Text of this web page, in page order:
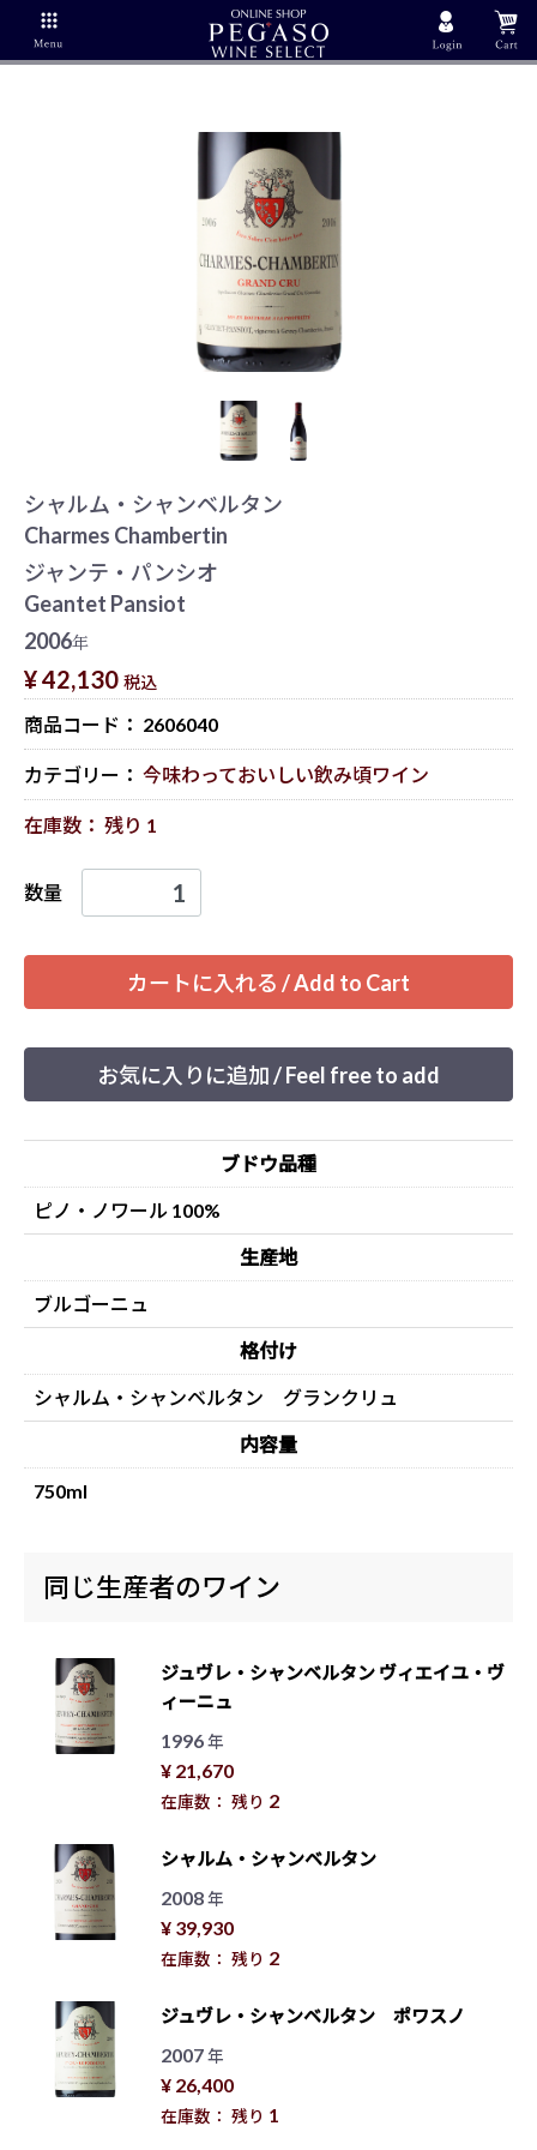
シャルム・シャンベルタン
Charmes Chambertin
ジャンテ・パンシオ
Geantet Pansiot
2006年
¥ 42,130 税込
商品コード： 2606040
カテゴリー： 今味わっておいしい飲み頃ワイン
在庫数： 残り 1
数量
カートに入れる / Add to Cart
お気に入りに追加 / Feel free to add
ブドウ品種
ピノ・ノワール 100%
生産地
ブルゴーニュ
格付け
シャルム・シャンベルタン グランクリュ
内容量
750ml
同じ生産者のワイン
ジュヴレ・シャンベルタン ヴィエイユ・ヴ
ィーニュ
1996年
¥ 21,670
在庫数： 残り 2
シャルム・シャンベルタン
2008年
¥ 39,930
在庫数： 残り 2
ジュヴレ・シャンベルタン ポワスノ
2007年
¥ 26,400
在庫数： 残り 1